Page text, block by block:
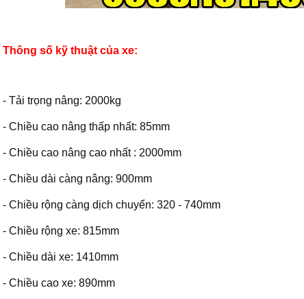
Thông số kỹ thuật của xe:
- Tải trọng nâng: 2000kg
- Chiều cao nâng thấp nhất: 85mm
- Chiều cao nâng cao nhất : 2000mm
- Chiều dài càng nâng: 900mm
- Chiều rộng càng dịch chuyển: 320 - 740mm
- Chiều rộng xe: 815mm
- Chiều dài xe: 1410mm
- Chiều cao xe: 890mm